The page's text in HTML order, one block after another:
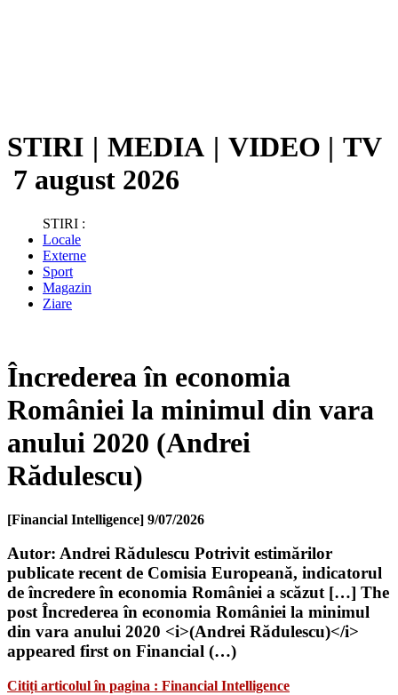
STIRI | MEDIA | VIDEO | TV
7 august 2026
STIRI :
Locale
Externe
Sport
Magazin
Ziare
Încrederea în economia
României la minimul din vara
anului 2020 (Andrei
Rădulescu)
[Financial Intelligence] 9/07/2026
Autor: Andrei Rădulescu Potrivit estimărilor
publicate recent de Comisia Europeană, indicatorul
de încredere în economia României a scăzut […] The
post Încrederea în economia României la minimul
din vara anului 2020 <i>(Andrei Rădulescu)</i>
appeared first on Financial (…)
Citiți articolul în pagina : Financial Intelligence